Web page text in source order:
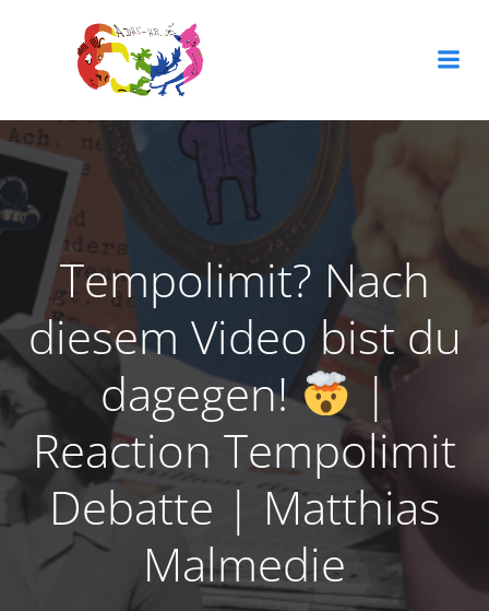
Tempolimit? Nach
diesem Video bist du
dagegen!
|
Reaction Tempolimit
Debatte | Matthias
Malmedie